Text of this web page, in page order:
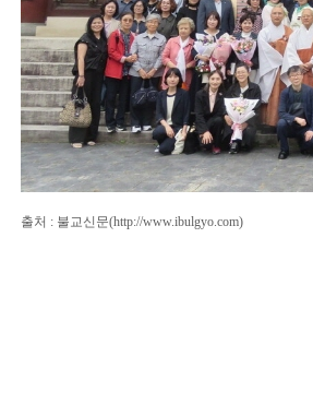
출처 : 불교신문(http://www.ibulgyo.com)